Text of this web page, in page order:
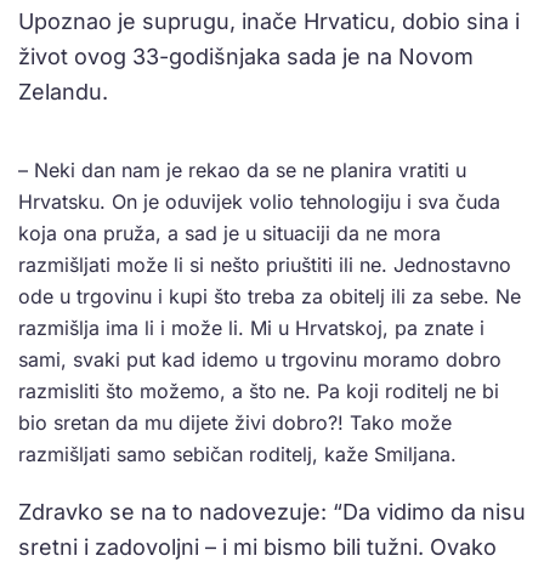
Upoznao je suprugu, inače Hrvaticu, dobio sina i
život ovog 33-godišnjaka sada je na Novom
Zelandu.
– Neki dan nam je rekao da se ne planira vratiti u
Hrvatsku. On je oduvijek volio tehnologiju i sva čuda
koja ona pruža, a sad je u situaciji da ne mora
razmišljati može li si nešto priuštiti ili ne. Jednostavno
ode u trgovinu i kupi što treba za obitelj ili za sebe. Ne
razmišlja ima li i može li. Mi u Hrvatskoj, pa znate i
sami, svaki put kad idemo u trgovinu moramo dobro
razmisliti što možemo, a što ne. Pa koji roditelj ne bi
bio sretan da mu dijete živi dobro?! Tako može
razmišljati samo sebičan roditelj, kaže Smiljana.
Zdravko se na to nadovezuje: “Da vidimo da nisu
sretni i zadovoljni – i mi bismo bili tužni. Ovako